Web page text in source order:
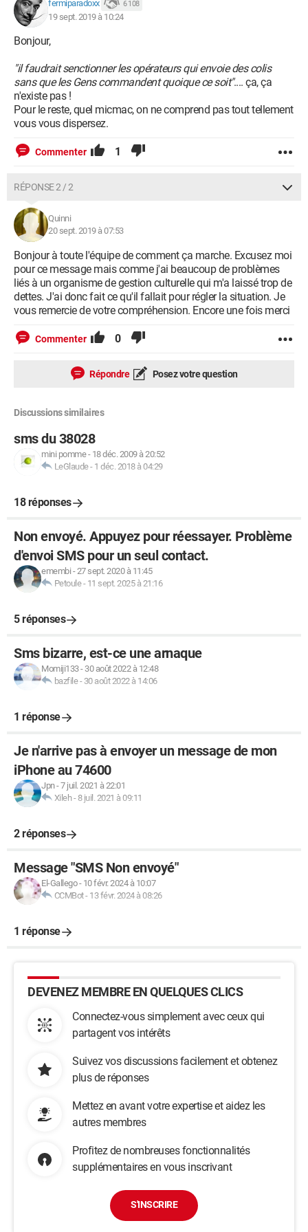
Configuration:Android / Chrome 66.0.3359.126
fermiparadoxx 6 108
19 sept. 2019 à 10:24
Bonjour,
"il faudrait senctionner les opérateurs qui envoie des colis
sans que les Gens commandent quoique ce soit".... ça, ça
n'existe pas !
Pour le reste, quel micmac, on ne comprend pas tout tellement
vous vous dispersez.
Commenter 1
RÉPONSE 2 / 2
Quinni
20 sept. 2019 à 07:53
Bonjour à toute l'équipe de comment ça marche. Excusez moi
pour ce message mais comme j'ai beaucoup de problèmes
liés à un organisme de gestion culturelle qui m'a laissé trop de
dettes. J'ai donc fait ce qu'il fallait pour régler la situation. Je
vous remercie de votre compréhension. Encore une fois merci
Commenter 0
Répondre Posez votre question
Discussions similaires
sms du 38028
mini pomme- 18 déc. 2009 à 20:52
LeGlaude- 1 déc. 2018 à 04:29
18 réponses
Non envoyé. Appuyez pour réessayer. Problème
d'envoi SMS pour un seul contact.
emembi -27 sept. 2020 à 11:45
Petoule- 11 sept. 2025 à 21:16
5 réponses
Sms bizarre, est-ce une arnaque
Momiji133- 30 août 2022 à 12:48
bazfile- 30 août 2022 à 14:06
1 réponse
Je n'arrive pas à envoyer un message de mon
iPhone au 74600
Jpn-7 juil. 2021 à 22:01
Xileh- 8 juil. 2021 à 09:11
2 réponses
Message "SMS Non envoyé"
El-Gallego- 10 févr. 2024 à 10:07
CCMBot- 13 févr. 2024 à 08:26
1 réponse
DEVENEZ MEMBRE EN QUELQUES CLICS
Connectez-vous simplement avec ceux qui
partagent vos intérêts
Suivez vos discussions facilement et obtenez
plus de réponses
Mettez en avant votre expertise et aidez les
autres membres
Profitez de nombreuses fonctionnalités
supplémentaires en vous inscrivant
S'INSCRIRE